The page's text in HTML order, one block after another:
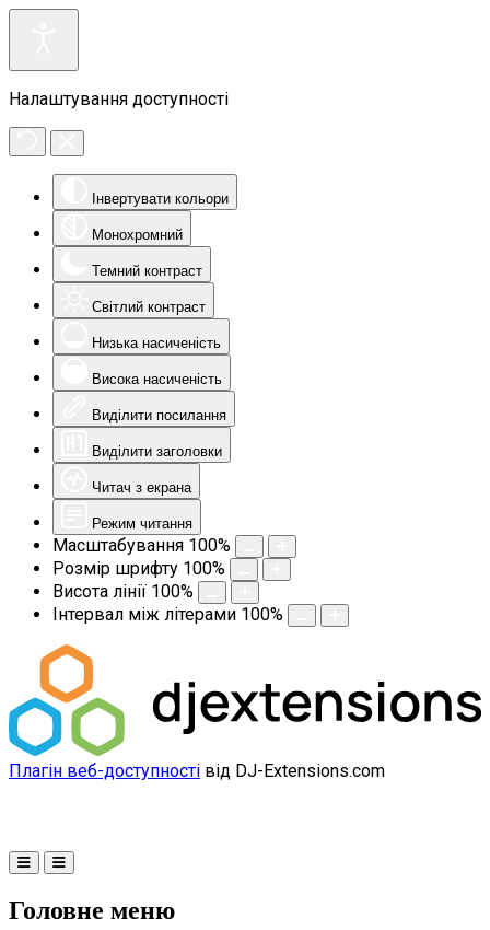
Налаштування доступності
Інвертувати кольори
Монохромний
Темний контраст
Світлий контраст
Низька насиченість
Висока насиченість
Виділити посилання
Виділити заголовки
Читач з екрана
Режим читання
Масштабування 100%
Розмір шрифту 100%
Висота лінії 100%
Інтервал між літерами 100%
Плагін веб-доступності від DJ-Extensions.com
Головне меню